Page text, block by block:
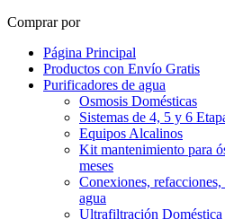
Comprar por
Página Principal
Productos con Envío Gratis
Purificadores de agua
Osmosis Domésticas
Sistemas de 4, 5 y 6
Equipos Alcalinos
Kit mantenimiento para
meses
Conexiones,
agua
Ultrafiltración Doméstica